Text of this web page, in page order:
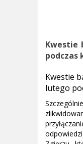
Kwestie
podczas
Kwestie
lutego